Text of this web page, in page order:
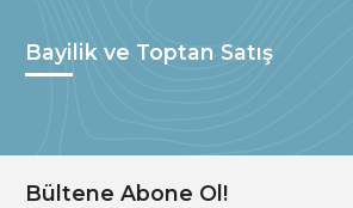
Bayilik ve Toptan Satış
Bültene Abone Ol!